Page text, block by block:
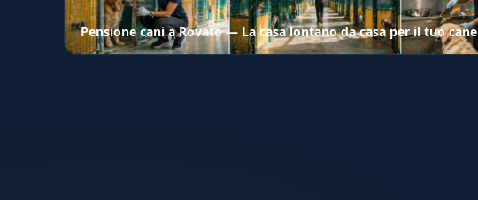
Pensione cani a Rovato — La casa lontano da casa per il tuo cane